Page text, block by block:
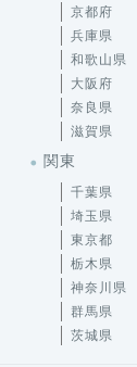
京都府
兵庫県
和歌山県
大阪府
奈良県
滋賀県
関東
千葉県
埼玉県
東京都
栃木県
神奈川県
群馬県
茨城県